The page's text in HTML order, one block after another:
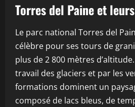
Torres del Paine et
Le parc national Torres del
célèbre pour ses tours de
plus de 2 800 mètres
travail des glaciers et par les
formations dominent un
composé de lacs bleus, de